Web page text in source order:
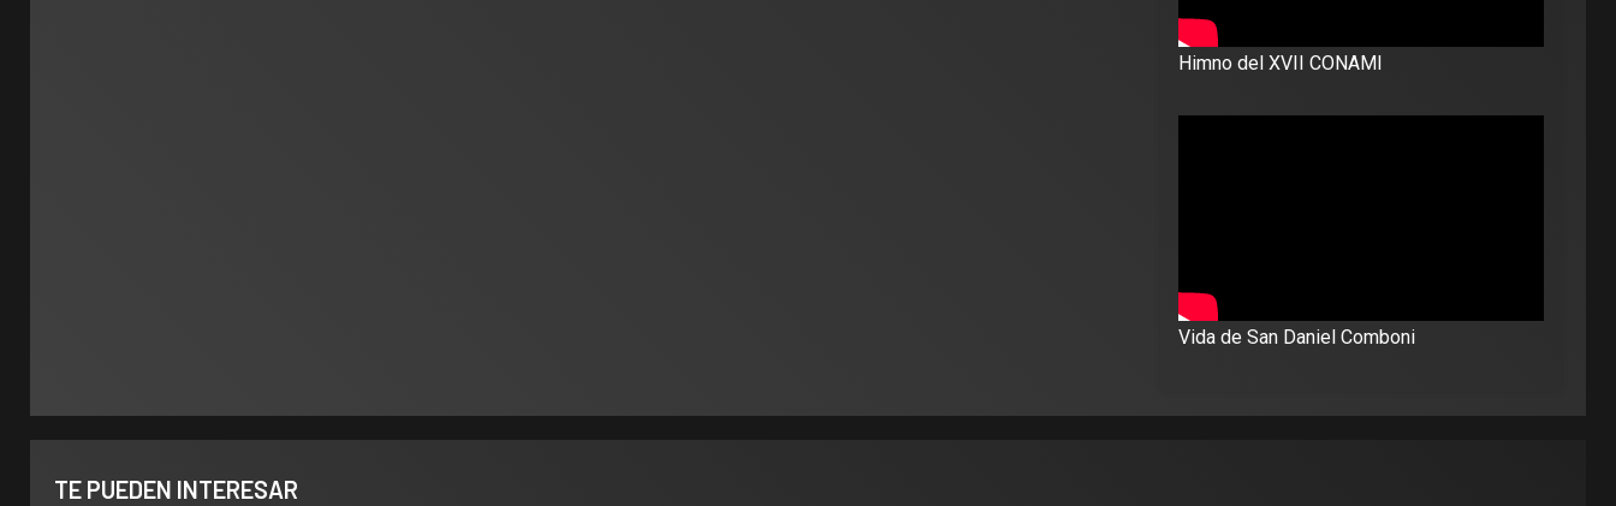
Himno del XVII CONAMI
Vida de San Daniel Comboni
TE PUEDEN INTERESAR